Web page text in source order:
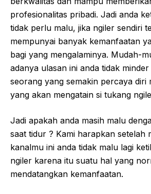
profesionalitas pribadi. Jadi anda
tidak perlu malu, jika ngiler sendiri
mempunyai banyak kemanfaatan
bagi yang mengalaminya. Mudah-
adanya ulasan ini anda tidak
seorang yang semakin percaya diri
yang akan mengatain si tukang
Jadi apakah anda masih malu
saat tidur ? Kami harapkan setelah
kanalmu ini anda tidak malu lagi
ngiler karena itu suatu hal yang
mendatangkan kemanfaatan.